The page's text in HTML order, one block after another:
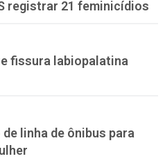
registrar 21 feminicídios
fissura labiopalatina
linha de ônibus para